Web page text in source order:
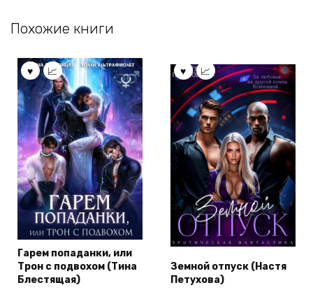
Похожие книги
Гарем попаданки, или
Трон с подвохом (Тина
Блестящая)
Земной отпуск (Настя
Петухова)